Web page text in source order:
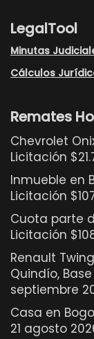
LegalTool
Minutas
Cálculos
Remates
Chevrolet
Licitación
Inmueble en
Licitación
Cuota parte
Licitación
Renault
Quindío,
septiembre
Casa en
21 agosto